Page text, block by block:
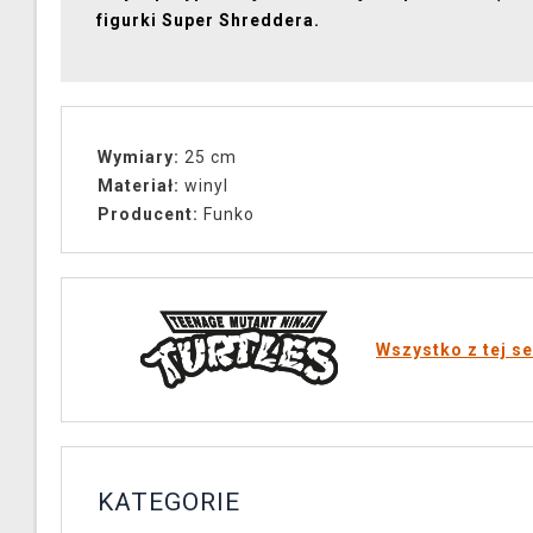
figurki Super Shreddera.
Wymiary: 25 cm
Materiał: winyl
Producent: Funko
Wszystko z tej
KATEGORIE